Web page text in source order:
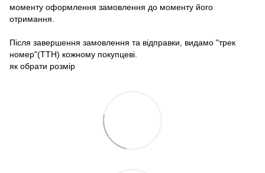
моменту оформлення замовлення до моменту його
отримання.
Після завершення замовлення та відправки, видамо "трек
номер"(ТТН) кожному покупцеві.
як обрати розмір